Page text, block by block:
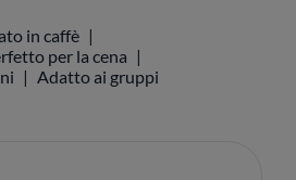
in caffè
per la cena
Adatto ai gruppi